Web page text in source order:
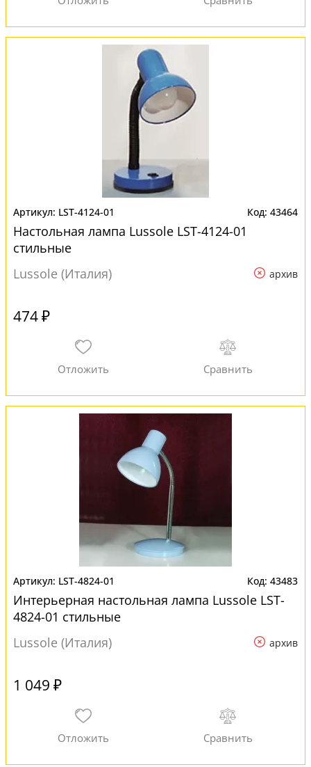
LST-4124-01 43464
Настольная лампа Lussole LST-4124-01
стильные
Lussole (Италия)
архив
474 ₽
LST-4824-01 43483
Интерьерная настольная лампа Lussole LST-
4824-01 стильные
Lussole (Италия)
архив
1 049 ₽